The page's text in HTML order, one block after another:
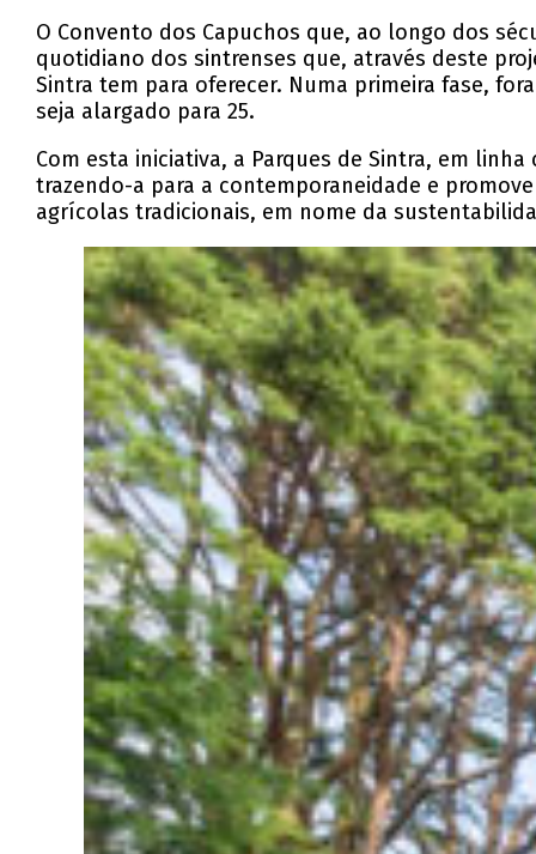
O Convento dos Capuchos que, ao longo dos
quotidiano dos sintrenses que, através deste
Sintra tem para oferecer. Numa primeira fase,
seja alargado para 25.
Com esta iniciativa, a Parques de Sintra, em
trazendo-a para a contemporaneidade e
agrícolas tradicionais, em nome da